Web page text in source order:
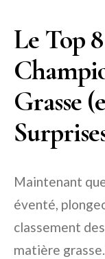
Le Top
Grasse
Maintenant
éventé,
classement
matière